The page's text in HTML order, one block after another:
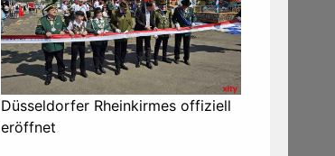
Düsseldorfer Rheinkirmes offiziell
eröffnet